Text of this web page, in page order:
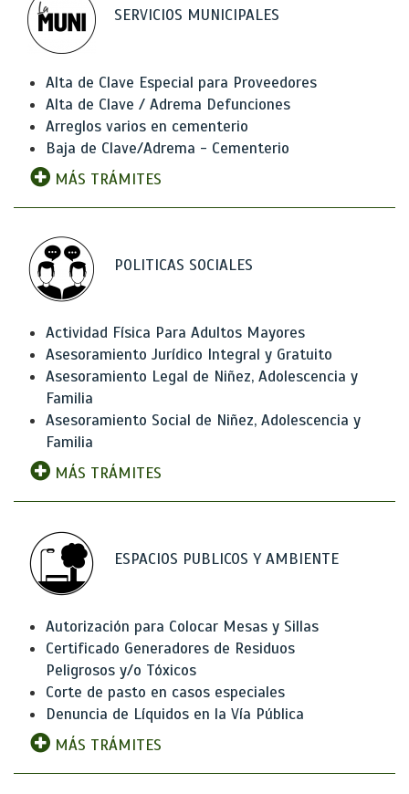
SERVICIOS MUNICIPALES
Alta de Clave Especial para Proveedores
Alta de Clave / Adrema Defunciones
Arreglos varios en cementerio
Baja de Clave/Adrema - Cementerio
MÁS TRÁMITES
POLITICAS SOCIALES
Actividad Física Para Adultos Mayores
Asesoramiento Jurídico Integral y Gratuito
Asesoramiento Legal de Niñez, Adolescencia y
Familia
Asesoramiento Social de Niñez, Adolescencia y
Familia
MÁS TRÁMITES
ESPACIOS PUBLICOS Y AMBIENTE
Autorización para Colocar Mesas y Sillas
Certificado Generadores de Residuos
Peligrosos y/o Tóxicos
Corte de pasto en casos especiales
Denuncia de Líquidos en la Vía Pública
MÁS TRÁMITES